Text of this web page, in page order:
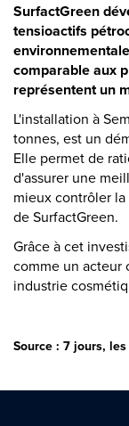
SurfactGreen
tensioactifs
comparable aux
représentent un
L'installation à
tonnes, est un
Elle permet de
d'assurer une
mieux contrôler
de SurfactGreen.
Grâce à cet
comme un acteur
industrie
Source : 7 jours,